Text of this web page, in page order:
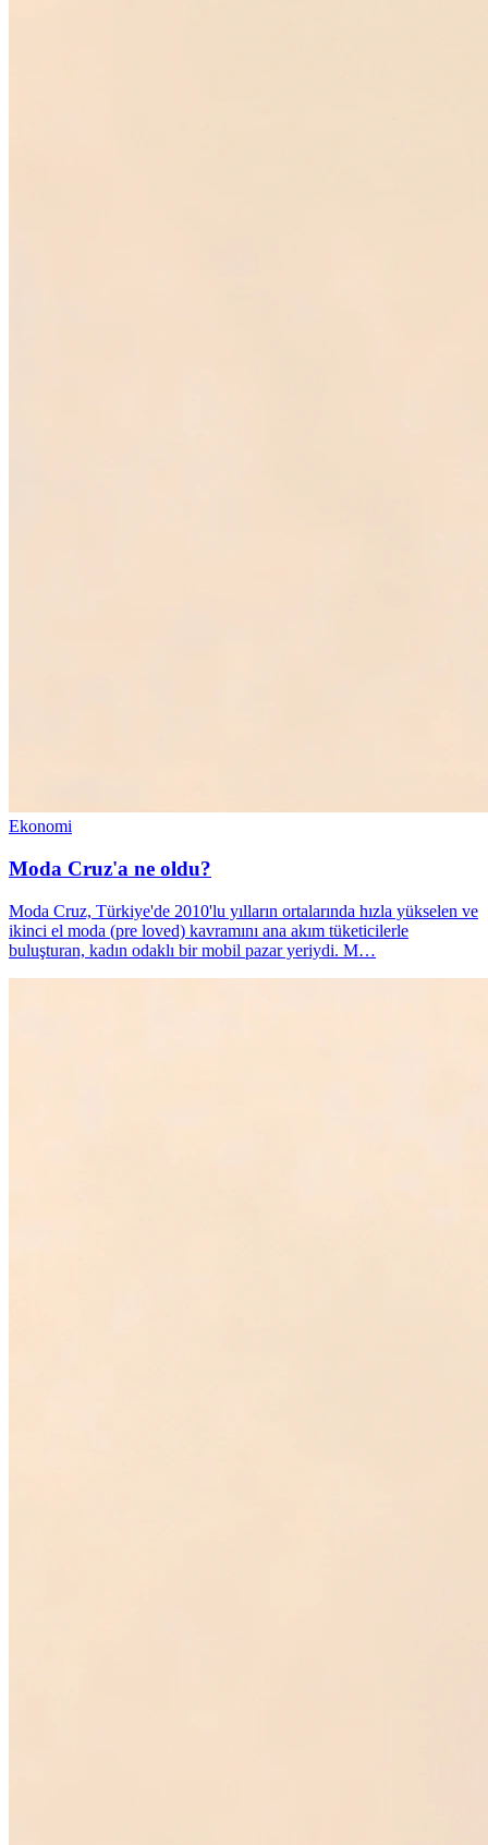
Ekonomi
Moda Cruz'a ne oldu?
Moda Cruz, Türkiye'de 2010'lu yılların ortalarında hızla yükselen ve
ikinci el moda (pre loved) kavramını ana akım tüketicilerle
buluşturan, kadın odaklı bir mobil pazar yeriydi. M…